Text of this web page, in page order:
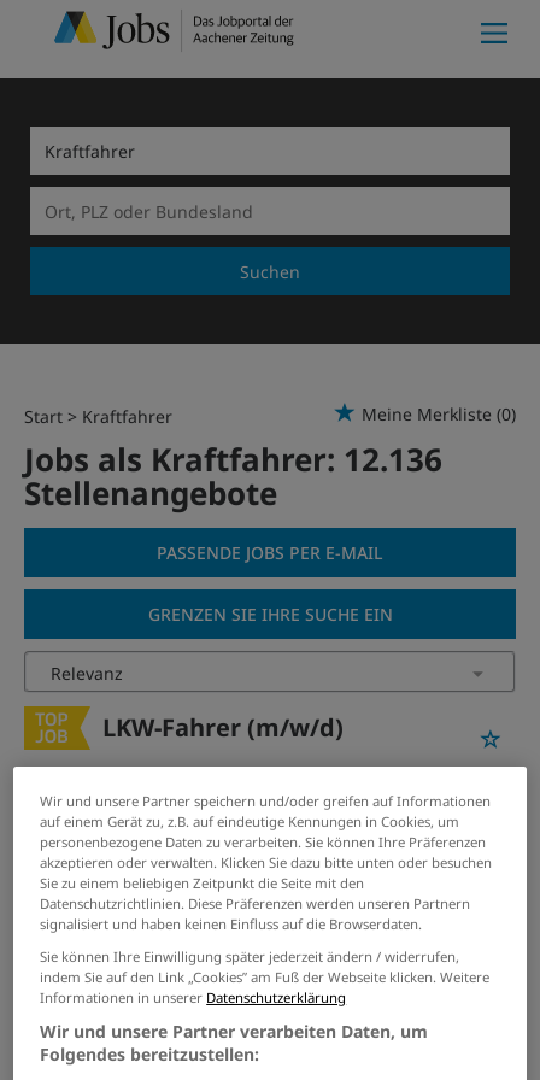
Suchen
Start Kraftfahrer Meine Merkliste (0)
Jobs als Kraftfahrer: 12.136
Stellenangebote
PASSENDE JOBS PER E-MAIL
GRENZEN SIE IHRE SUCHE EIN
LKW-Fahrer (m/w/d)
04.08.2026 /Otec Oberflächentechnik GmbH / Düren
LKW Fahrer (m/w/d)
04.08.2026 /Jobanzeige / Heinsberg
Kraftfahrer / Berufskraftfahrer
(m/w/d)
Rent.Group Berlin/Leipzig GmbH
Leipzig
Wir und unsere Partner speichern und/oder greifen auf Informationen
auf einem Gerät zu, z.B. auf eindeutige Kennungen in Cookies, um
personenbezogene Daten zu verarbeiten. Sie können Ihre Präferenzen
akzeptieren oder verwalten. Klicken Sie dazu bitte unten oder besuchen
Sie zu einem beliebigen Zeitpunkt die Seite mit den
Datenschutzrichtlinien. Diese Präferenzen werden unseren Partnern
signalisiert und haben keinen Einfluss auf die Browserdaten.
Sie können Ihre Einwilligung später jederzeit ändern / widerrufen,
indem Sie auf den Link „Cookies” am Fuß der Webseite klicken. Weitere
Informationen in unserer Datenschutzerklärung
Wir und unsere Partner verarbeiten Daten, um
Folgendes bereitzustellen: